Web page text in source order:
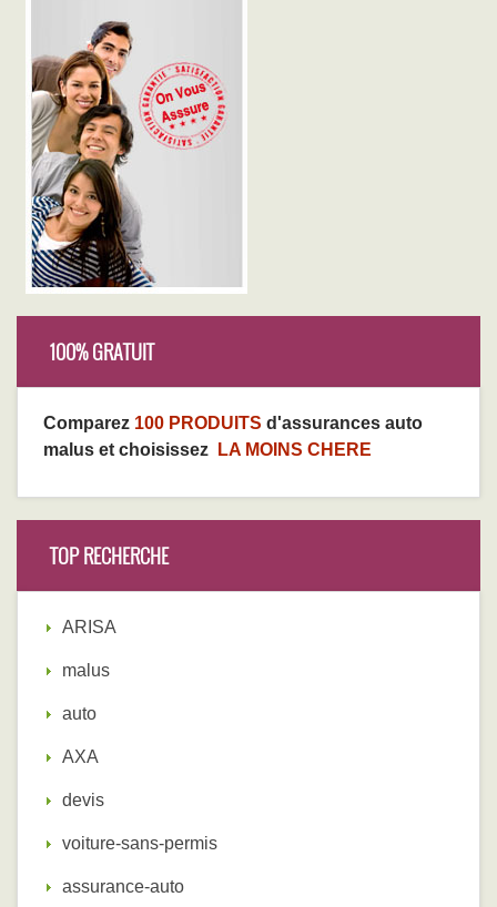
100% GRATUIT
Comparez 100 PRODUITS d'assurances auto
malus et choisissez
LA MOINS CHERE
TOP RECHERCHE
ARISA
malus
auto
AXA
devis
voiture-sans-permis
assurance-auto